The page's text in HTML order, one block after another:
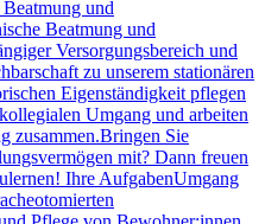
und
Beatmung und
Versorgungsbereich und
zu unserem stationären
Eigenständigkeit pflegen
Umgang und arbeiten
zusammen.Bringen Sie
mit? Dann freuen
Ihre AufgabenUmgang